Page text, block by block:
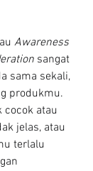
Awareness
sangat
sama sekali,
produkmu.
cocok atau
jelas, atau
terlalu